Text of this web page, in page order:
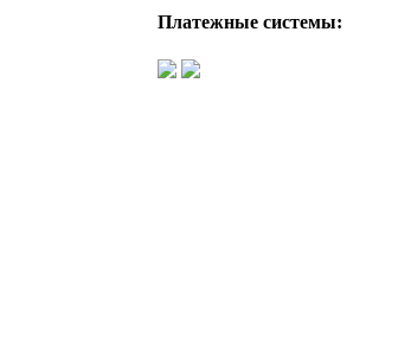
Платежные системы: